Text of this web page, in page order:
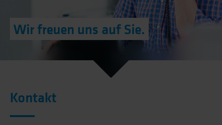
Wir freuen uns auf Sie.
Kontakt